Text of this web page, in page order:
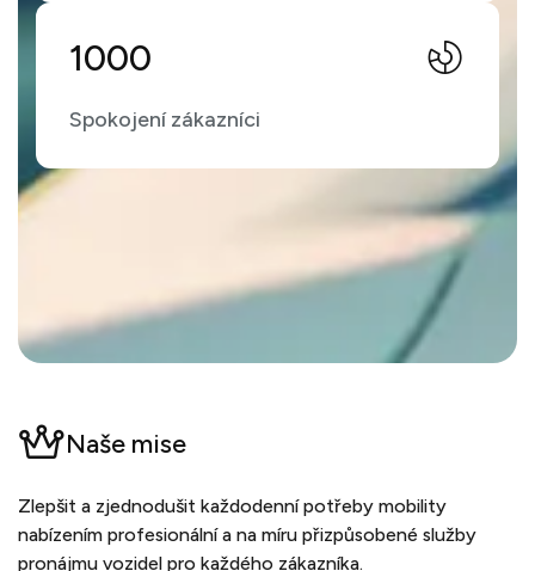
1000
Spokojení zákazníci
Naše mise
Zlepšit a zjednodušit každodenní potřeby mobility
nabízením profesionální a na míru přizpůsobené služby
pronájmu vozidel pro každého zákazníka.